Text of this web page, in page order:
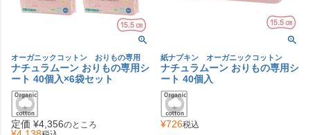
オーガニックコットン おりもの専用
ナチュラムーン おりもの専用シ
ート 40個入×6袋セット
定価 ¥4,356のところ
紙ナプキン オーガニックコットン
ナチュラムーン おりもの専用シ
ート 40個入
¥726税込